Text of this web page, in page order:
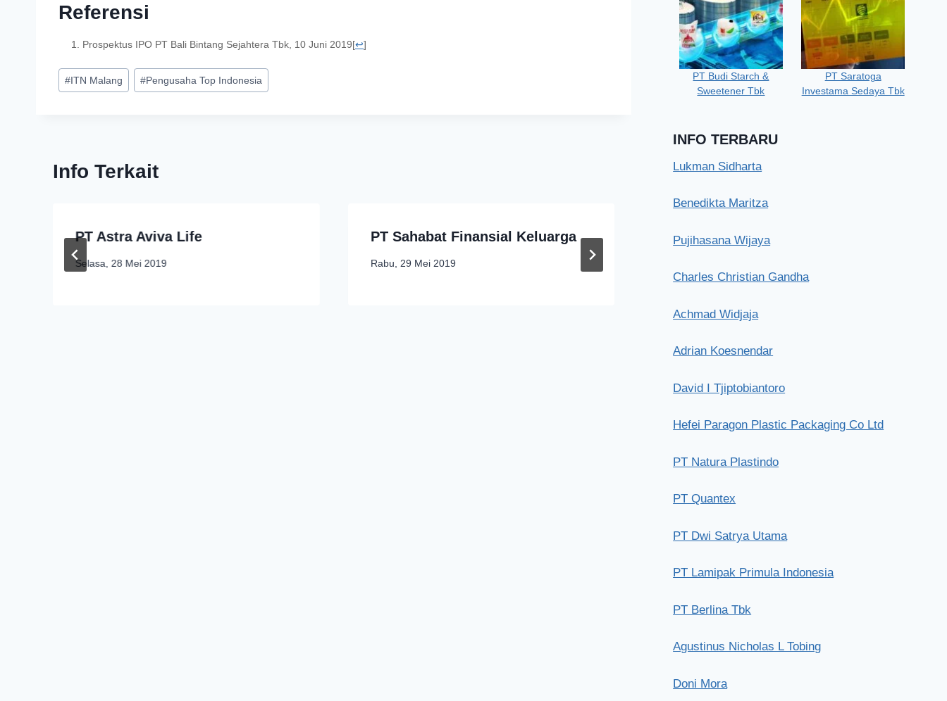
Referensi
Prospektus IPO PT Bali Bintang Sejahtera Tbk, 10 Juni 2019[↩]
# ITN Malang #Pengusaha Top Indonesia
Info Terkait
PT Astra Aviva Life
Selasa, 28 Mei 2019
PT Sahabat Finansial Keluarga
Rabu, 29 Mei 2019
Timotius Max Sulaiman
PT Budi Starch &
Sweetener Tbk
PT Saratoga
Investama Sedaya Tbk
INFO TERBARU
Lukman Sidharta
Benedikta Maritza
Pujihasana Wijaya
Charles Christian Gandha
Achmad Widjaja
Adrian Koesnendar
David I Tjiptobiantoro
Hefei Paragon Plastic Packaging Co Ltd
PT Natura Plastindo
PT Quantex
PT Dwi Satrya Utama
PT Lamipak Primula Indonesia
PT Berlina Tbk
Agustinus Nicholas L Tobing
Doni Mora